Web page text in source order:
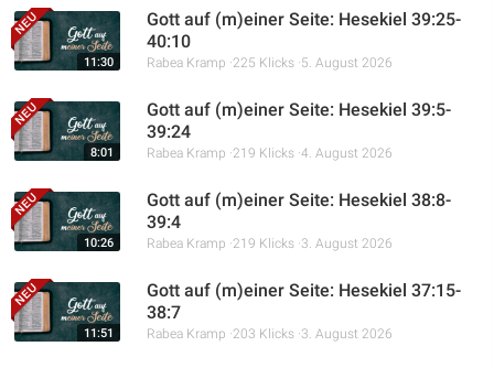
11:30
Gott auf (m)einer Seite: Hesekiel 39:25-
40:10
Rabea Kramp 225 Klicks 5. August 2026
8:01
Gott auf (m)einer Seite: Hesekiel 39:5-
39:24
Rabea Kramp 219 Klicks 4. August 2026
10:26
Gott auf (m)einer Seite: Hesekiel 38:8-
39:4
Rabea Kramp 219 Klicks 3. August 2026
11:51
Gott auf (m)einer Seite: Hesekiel 37:15-
38:7
Rabea Kramp 203 Klicks 3. August 2026